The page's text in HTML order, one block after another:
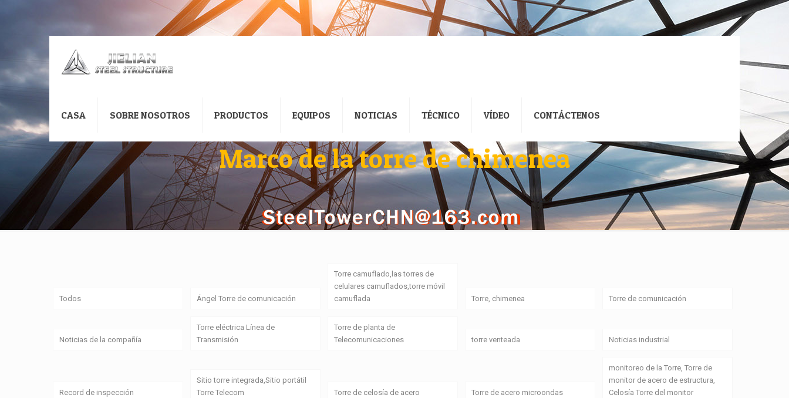
CASA SOBRE NOSOTROS PRODUCTOS EQUIPOS NOTICIAS TÉCNICO VÍDEO CONTÁCTENOS
Marco de la torre de chimenea
Todos Ángel Torre de comunicación
Torre camuflado,las torres de
celulares camuflados,torre móvil
camuflada
Torre, chimenea Torre de comunicación
Noticias de la compañía
Torre eléctrica Línea de
Transmisión
Torre de planta de
Telecomunicaciones
torre venteada Noticias industrial
Record de inspección
Sitio torre integrada,Sitio portátil
Torre Telecom
Torre de celosía de acero Torre de acero microondas
monitoreo de la Torre, Torre de
monitor de acero de estructura,
Celosía Torre del monitor